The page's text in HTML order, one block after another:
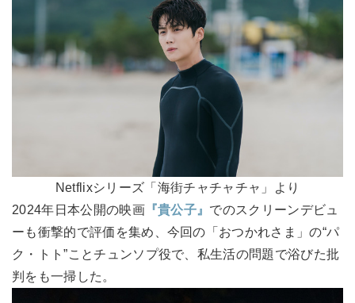
Netflixシリーズ「海街チャチャチャ」より
2024年日本公開の映画『貴公子』 でのスクリーンデビュ
ーも衝撃的で評価を集め、今回の「おつかれさま」の“パ
ク・トト”ことチュンソプ役で、私生活の問題で浴びた批
判をも一掃した。